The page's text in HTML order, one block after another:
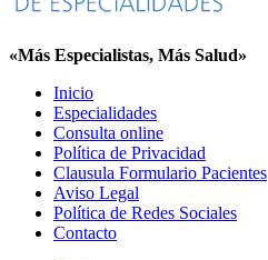
«Más Especialistas, Más Salud»
Inicio
Especialidades
Consulta online
Política de Privacidad
Clausula Formulario Pacientes
Aviso Legal
Política de Redes Sociales
Contacto